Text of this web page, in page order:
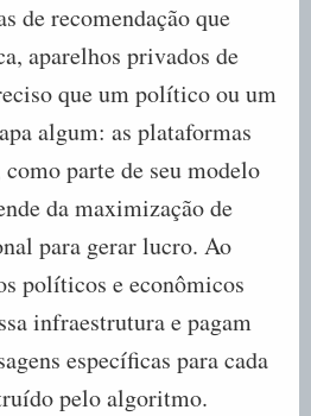
de recomendação que
aparelhos privados de
que um político ou um
algum: as plataformas
parte de seu modelo
da maximização de
para gerar lucro. Ao
políticos e econômicos
infraestrutura e pagam
específicas para cada
pelo algoritmo.